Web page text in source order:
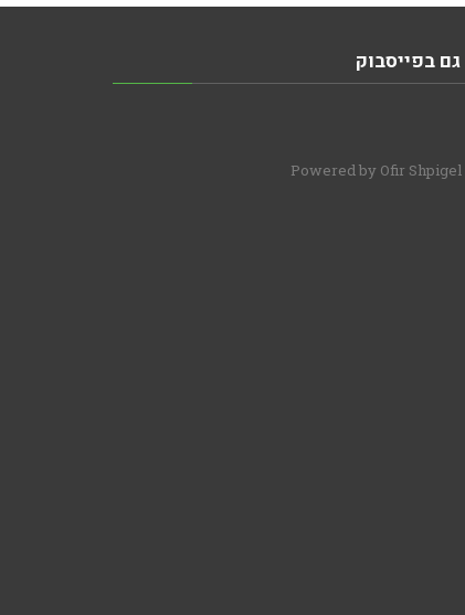
גם בפייסבוק
Powered by Ofir Shpigel